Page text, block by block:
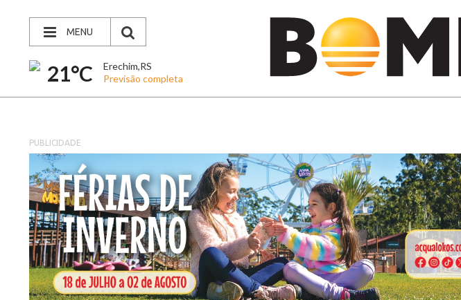
MENU
21°C
Erechim,RS
Previsão completa
PUBLICIDADE